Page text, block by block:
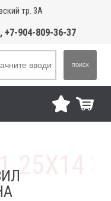
тр. 3А
+7-904-809-36-37
ПОИСК